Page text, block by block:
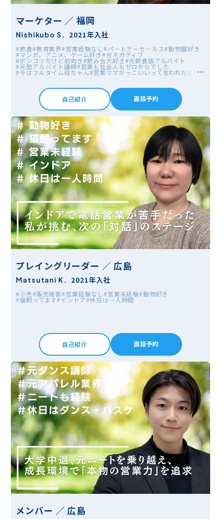
マーケター ／ 福岡
Nishikubo S. 2021年入社
#飲食#教育業界#営業経験なし#パートナーセールス#動物園好き
#マンガ、アニメ、ゲーム好き#元ネガティブ
#ポンコツだけど前向き#飲み会大好き#元飲食店アルバイト
#元塾アルバイト講師#営業も社会人もゼロからでした
#今はフルタイム母ちゃん#営業ママかっこいいって言われたい
#元理系
自己紹介 面談予約
プレイングリーダー ／ 広島
Matsutani K. 2021年入社
#小売#販売接客#営業経験なし#営業未経験#動物好き
#猫飼ってます#インドア#休日は一人時間
自己紹介 面談予約
メンバー ／ 広島